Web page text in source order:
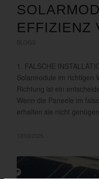
EFFIZIENZ
1. FALSCHE
Solarmodule im richtigen
Richtung ist ein
Wenn die Paneele im
erhalten sie nicht